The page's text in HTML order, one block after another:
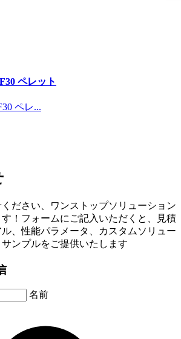
ペレット
ペレ...
ださい、ワンストップソリューション
！フォームにご記入いただくと、見積
、性能パラメータ、カスタムソリュー
ンプルをご提供いたします
名前